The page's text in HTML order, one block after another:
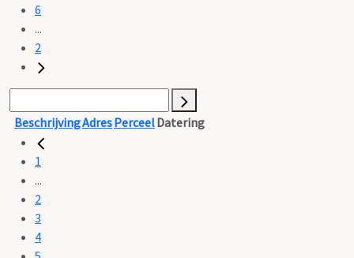
6
...
2
BeschrijvingAdresPerceelDatering
1
...
2
3
4